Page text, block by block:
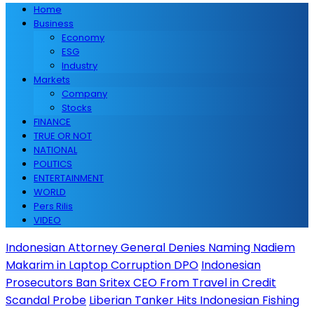
Home
Business
Economy
ESG
Industry
Markets
Company
Stocks
FINANCE
TRUE OR NOT
NATIONAL
POLITICS
ENTERTAINMENT
WORLD
Pers Rilis
VIDEO
Indonesian Attorney General Denies Naming Nadiem
Makarim in Laptop Corruption DPO Indonesian
Prosecutors Ban Sritex CEO From Travel in Credit
Scandal Probe Liberian Tanker Hits Indonesian Fishing